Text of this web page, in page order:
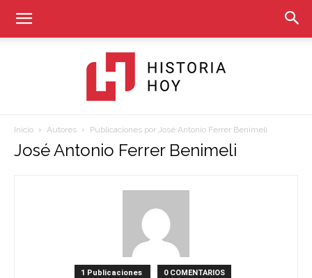
Historia
Inicio Autores Publicaciones por José Antonio Ferrer Benimeli
José Antonio Ferrer Benimeli
1 Publicaciones 0 COMENTARIOS